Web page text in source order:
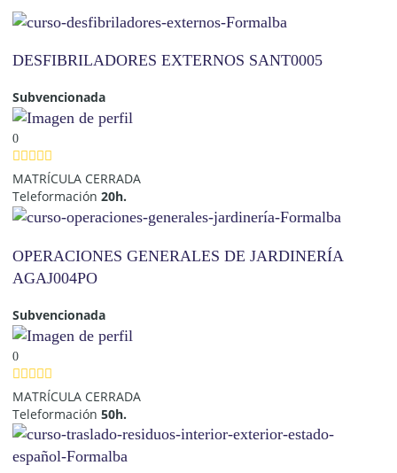
DESFIBRILADORES EXTERNOS SANT0005
Subvencionada
0
MATRÍCULA CERRADA
Teleformación20h.
OPERACIONES GENERALES DE JARDINERÍA
AGAJ004PO
Subvencionada
0
MATRÍCULA CERRADA
Teleformación50h.